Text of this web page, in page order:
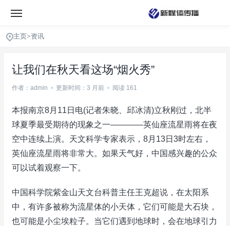
主页>资讯
让我们在秋天看这场“烟火秀”
作者：admin • 更新时间：3 月前 • 阅读 161
本报南京8月11日电(记者朱晓、邱冰清)立秋刚过，北半
球夏季最受期待的现象之一————英仙座流星雨将在夜
空中连续上演。天文科学专家表示，8月13日3时左右，
英仙座流星雨将非常大。如果天气好，中国感兴趣的公众
可以试着观察一下。
中国科学院紫金山天文台科普主任王克超说，在太阳系
中，有许多被称为流星体的小天体，它们可能是大石块，
也可能是小尘埃粒子。当它们遇到地球时，会在地球引力